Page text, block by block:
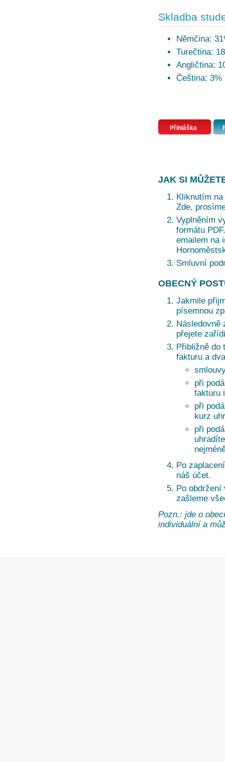
Skladba
Němčina:
Turečtina:
Angličtina:
Čeština: 3%
Přihláška
JAK SI
Kliknutím
Zde,
Vyplněním
formátu
emailem na
Smluvní
OBECNÝ
Jakmile
písemnou
Následovně
přejete
Přibližně do
fakturu a
při
fakturu
při
kurz
při
Po
náš účet.
Po obdržení
zašleme
Pozn.: jde o
individuální a